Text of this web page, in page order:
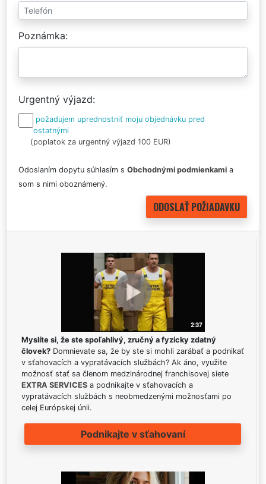
Poznámka
Urgentný výjazd
požadujem uprednostniť moju objednávku pred
ostatnými
(poplatok za urgentný výjazd 100 EUR)
Odoslaním dopytu súhlasím s Obchodnými podmienkami a
som s nimi oboznámený.
Myslíte si, že ste spoľahlivý, zručný a fyzicky zdatný
človek? Domnievate sa, že by ste si mohli zarábať a podnikať
v sťahovacích a vypratávacích službách? Ak áno, využite
možnosť stať sa členom medzinárodnej franchisovej siete
EXTRA SERVICES a podnikajte v sťahovacích a
vypratávacích službách s neobmedzenými možnosťami po
celej Európskej únii.
Podnikajte v sťahovaní